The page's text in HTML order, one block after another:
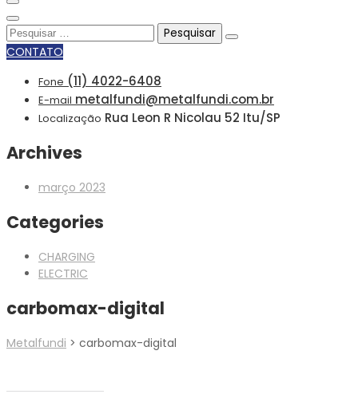
Pesquisar
por:
CONTATO
Fone (11) 4022-6408
E-mail metalfundi@metalfundi.com.br
Localização Rua Leon R Nicolau 52 Itu/SP
Archives
março 2023
Categories
CHARGING
ELECTRIC
carbomax-digital
Metalfundi > carbomax-digital